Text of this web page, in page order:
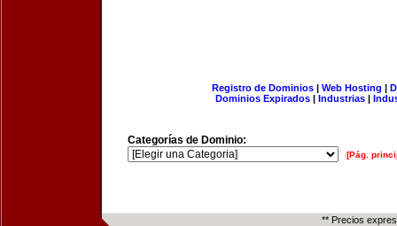
Registro de Dominios| Web Hosting |
Dominios Expirados | Industrias |
Categorías de Dominio:
[Pág.
** Precios